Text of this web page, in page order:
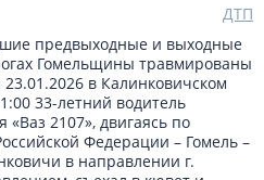
ДТП
предвыходные и выходные
Гомельщины травмированы
23.01.2026 в Калинковичском
33-летний водитель
«Ваз 2107», двигаясь по
Федерации – Гомель –
в направлении г.